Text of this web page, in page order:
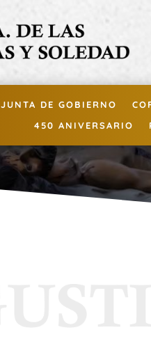
JUNTA DE GOBIERNO
450 ANIVERSARIO